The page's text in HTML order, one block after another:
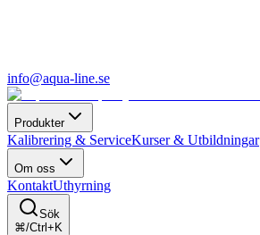
info@aqua-line.se
Produkter
Kalibrering & ServiceKurser & Utbildningar
Om oss
KontaktUthyrning
Sök
⌘/Ctrl+K